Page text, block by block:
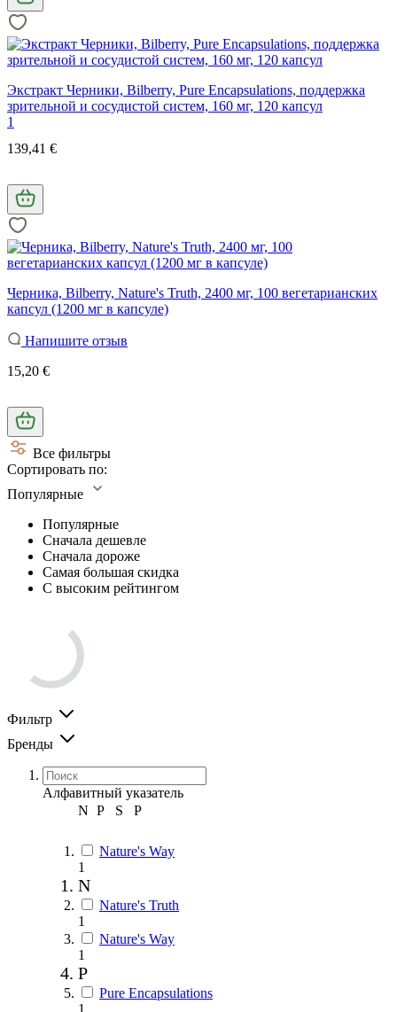
Экстракт Черники, Bilberry, Pure Encapsulations, поддержка
зрительной и сосудистой систем, 160 мг, 120 капсул
1
139,41 €
Черника, Bilberry, Nature's Truth, 2400 мг, 100 вегетарианских
капсул (1200 мг в капсуле)
Напишите отзыв
15,20 €
Все фильтры
Сортировать по:
Популярные
Популярные
Сначала дешевле
Сначала дороже
Самая большая скидка
С высоким рейтингом
Фильтр
Бренды
Алфавитный указатель
N P S Р
Nature's Way
1
N
Nature's Truth
1
Nature's Way
1
P
Pure Encapsulations
1